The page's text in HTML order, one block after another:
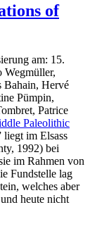
of
am: 15.
Wegmüller,
Bahain, Hervé
Pümpin,
Patrice
Paleolithic
im Elsass
1992) bei
im Rahmen von
Fundstelle lag
welches aber
heute nicht